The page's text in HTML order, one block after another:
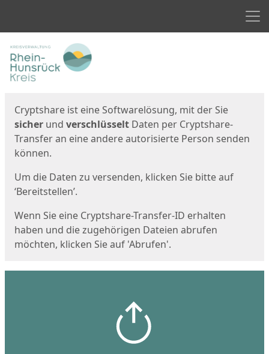
Start
Cryptshare ist eine Softwarelösung, mit der Sie
sicher und verschlüsselt Daten per Cryptshare-
Transfer an eine andere autorisierte Person senden
können.
Um die Daten zu versenden, klicken Sie bitte auf
‘Bereitstellen’.
Wenn Sie eine Cryptshare-Transfer-ID erhalten
haben und die zugehörigen Dateien abrufen
möchten, klicken Sie auf 'Abrufen'.